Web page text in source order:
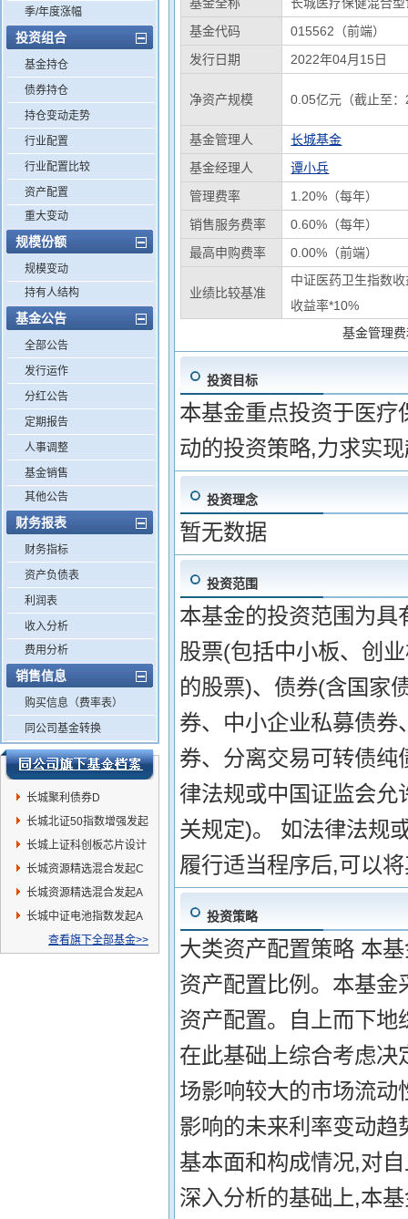
季/年度涨幅
投资组合
基金持仓
债券持仓
持仓变动走势
行业配置
行业配置比较
资产配置
重大变动
规模份额
规模变动
持有人结构
基金公告
全部公告
发行运作
分红公告
定期报告
人事调整
基金销售
其他公告
财务报表
财务指标
资产负债表
利润表
收入分析
费用分析
销售信息
购买信息（费率表）
同公司基金转换
长城聚利债券D
长城北证50指数增强发起
C
长城上证科创板芯片设计
指数发起C
长城资源精选混合发起C
长城资源精选混合发起A
长城中证电池指数发起A
查看旗下全部基金>>
基金代码
015562（前端）
发行日期
2022年04月15日
净资产规模 0.05亿元（截止至
基金管理人
长城基金
基金经理人
谭小兵
管理费率
1.20%（每年）
销售服务费率
0.60%（每年）
最高申购费率
0.00%（前端）
业绩比较基准
中证医药卫生指数
收益率*10%
基金管理
投资目标
本基金重点投资于医
动的投资策略,力求实
投资理念
暂无数据
投资范围
本基金的投资范围为
股票(包括中小板、创
的股票)、债券(含国家
券、中小企业私募债
券、分离交易可转债
律法规或中国证监会
关规定)。 如法律法规
履行适当程序后,可以
投资策略
大类资产配置策略 本
资产配置比例。本基金
资产配置。自上而下
在此基础上综合考虑
场影响较大的市场流
影响的未来利率变动
基本面和构成情况,对
深入分析的基础上,本